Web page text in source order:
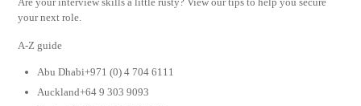
your next role.
A-Z guide
Abu Dhabi+971 (0) 4 704 6111
Auckland+64 9 303 9093